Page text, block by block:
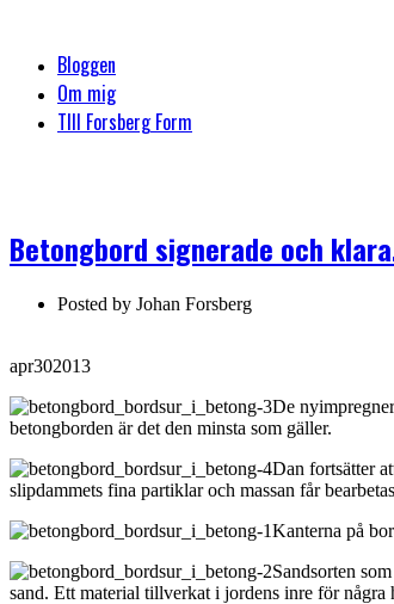
Bloggen
Om mig
TIll Forsberg Form
Betongbord signerade och
Posted by Johan Forsberg
apr302013
De
betongborden är det den minsta som gäller.
Dan fortsätter
slipdammets fina partiklar och massan får
Kanterna på
Sandsorten
sand. Ett material tillverkat i jordens inre för några